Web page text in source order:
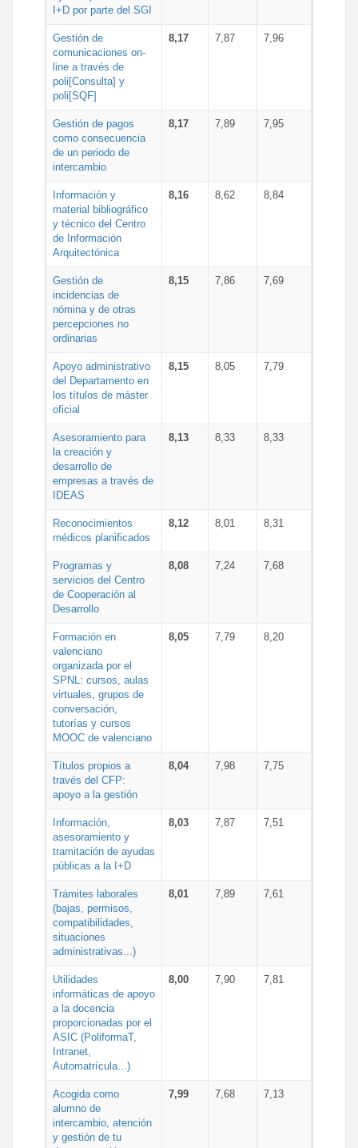
I+D por parte del SGI
Gestión de
comunicaciones on-
line a través de
poli[Consulta] y
poli[SQF]
8,17 7,87 7,96
Gestión de pagos
como consecuencia
de un periodo de
intercambio
8,17 7,89 7,95
Información y
material bibliográfico
y técnico del Centro
de Información
Arquitectónica
8,16 8,62 8,84
Gestión de
incidencias de
nómina y de otras
percepciones no
ordinarias
8,15 7,86 7,69
Apoyo administrativo
del Departamento en
los títulos de máster
oficial
8,15 8,05 7,79
Asesoramiento para
la creación y
desarrollo de
empresas a través de
IDEAS
8,13 8,33 8,33
Reconocimientos
médicos planificados
8,12 8,01 8,31
Programas y
servicios del Centro
de Cooperación al
Desarrollo
8,08 7,24 7,68
Formación en
valenciano
organizada por el
SPNL: cursos, aulas
virtuales, grupos de
conversación,
tutorías y cursos
MOOC de valenciano
8,05 7,79 8,20
Títulos propios a
través del CFP:
apoyo a la gestión
8,04 7,98 7,75
Información,
asesoramiento y
tramitación de ayudas
públicas a la I+D
8,03 7,87 7,51
Trámites laborales
(bajas, permisos,
compatibilidades,
situaciones
administrativas...)
8,01 7,89 7,61
Utilidades
informáticas de apoyo
a la docencia
proporcionadas por el
ASIC (PoliformaT,
Intranet,
Automatrícula...)
8,00 7,90 7,81
Acogida como
alumno de
intercambio, atención
y gestión de tu
7,99 7,68 7,13